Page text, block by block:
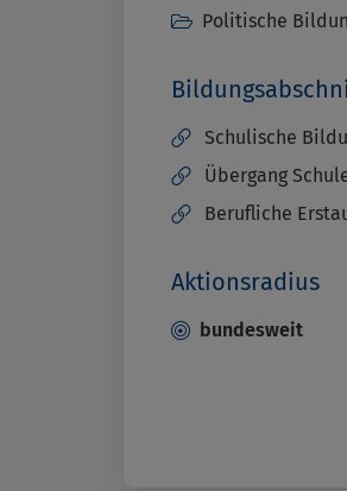
Politische
Schulische
Übergang
Berufliche
Aktionsradius
bundesweit